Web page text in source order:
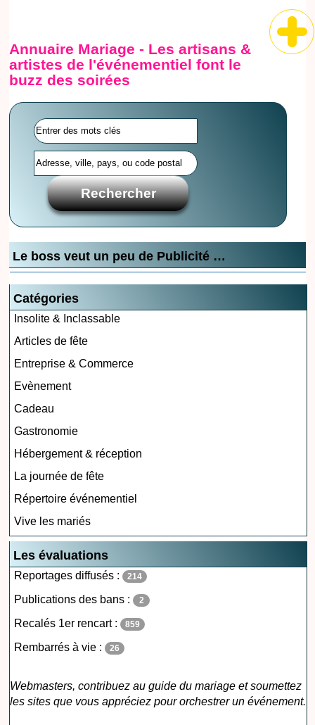
Annuaire Mariage - Les artisans &
artistes de l'événementiel font le
buzz des soirées
Le boss veut un peu de Publicité …
Catégories
Insolite & Inclassable
Articles de fête
Entreprise & Commerce
Evènement
Cadeau
Gastronomie
Hébergement & réception
La journée de fête
Répertoire événementiel
Vive les mariés
Les évaluations
Reportages diffusés : 214
Publications des bans : 2
Recalés 1er rencart : 859
Rembarrés à vie : 26
Webmasters, contribuez au guide du mariage et soumettez
les sites que vous appréciez pour orchestrer un événement.